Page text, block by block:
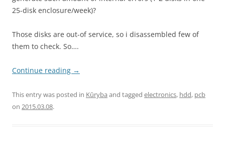
25-disk enclosure/week)?
Those disks are out-of service, so i disassembled few of
them to check. So….
Continue reading →
This entry was posted in Kūryba and tagged electronics, hdd, pcb
on 2015.03.08.